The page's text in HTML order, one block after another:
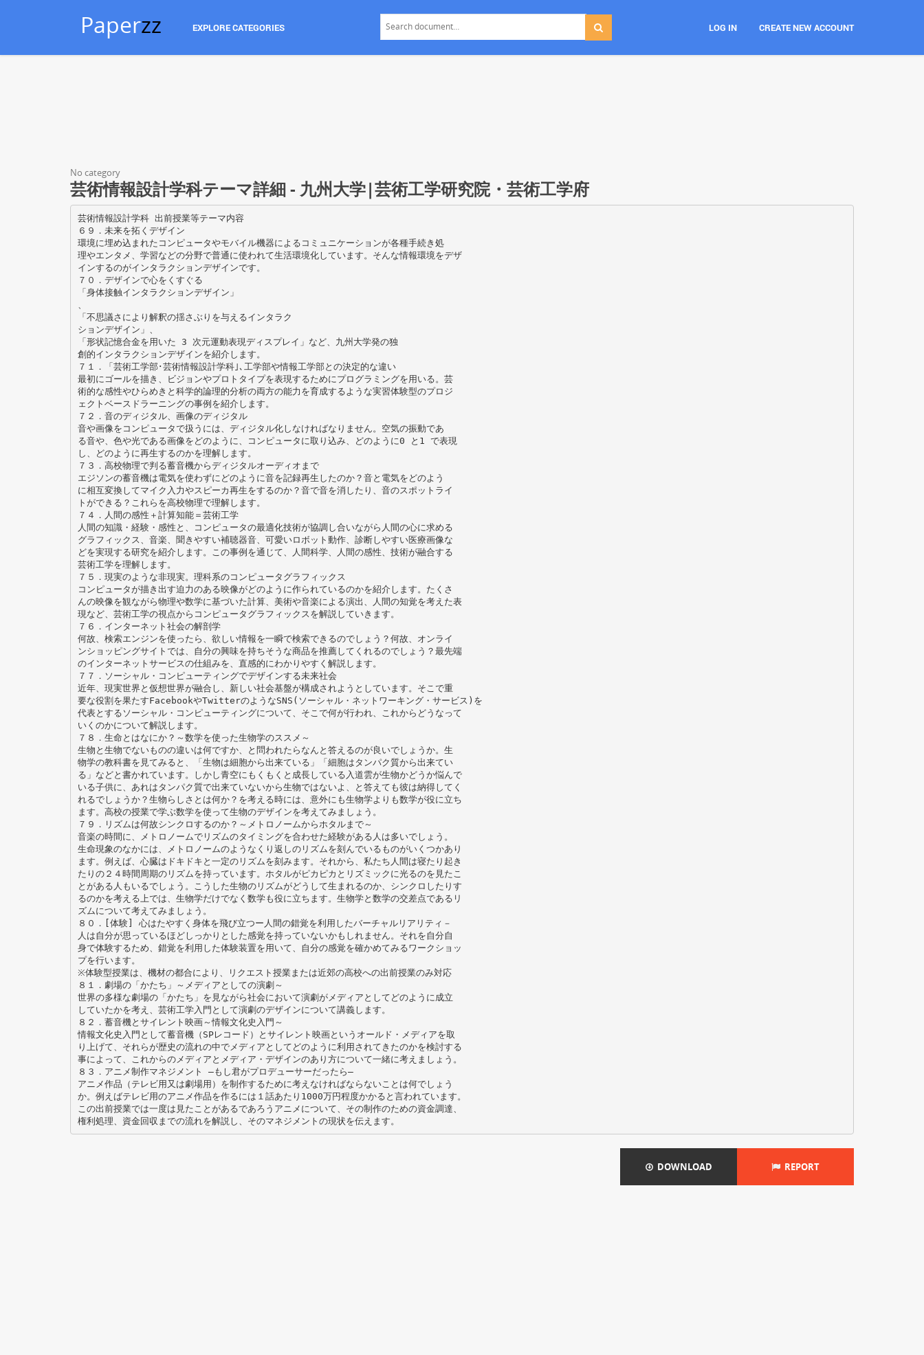
Paperzz EXPLORE CATEGORIES LOG IN CREATE NEW ACCOUNT
No category
芸術情報設計学科テーマ詳細 - 九州大学|芸術工学研究院・芸術工学府
芸術情報設計学科 出前授業等テーマ内容
６９．未来を拓くデザイン
環境に埋め込まれたコンピュータやモバイル機器によるコミュニケーションが各種手続き処
理やエンタメ、学習などの分野で普通に使われて生活環境化しています。そんな情報環境をデザ
インするのがインタラクションデザインです。
７０．デザインで心をくすぐる
「身体接触インタラクションデザイン」
「不思議さにより解釈の揺さぶりを与えるインタラク
ションデザイン」、
「形状記憶合金を用いた 3 次元運動表現ディスプレイ」など、九州大学発の独
創的インタラクションデザインを紹介します。
７１．「芸術工学部･芸術情報設計学科｣､工学部や情報工学部との決定的な違い
最初にゴールを描き、ビジョンやプロトタイプを表現するためにプログラミングを用いる。芸
術的な感性やひらめきと科学的論理的分析の両方の能力を育成するような実習体験型のプロジ
ェクトベースドラーニングの事例を紹介します。
７２．音のディジタル、画像のディジタル
音や画像をコンピュータで扱うには、ディジタル化しなければなりません。空気の振動であ
る音や、色や光である画像をどのように、コンピュータに取り込み、どのように0 と1 で表現
し、どのように再生するのかを理解します。
７３．高校物理で判る蓄音機からディジタルオーディオまで
エジソンの蓄音機は電気を使わずにどのように音を記録再生したのか？音と電気をどのよう
に相互変換してマイク入力やスピーカ再生をするのか？音で音を消したり、音のスポットライ
トができる？これらを高校物理で理解します。
７４．人間の感性＋計算知能＝芸術工学
人間の知識・経験・感性と、コンピュータの最適化技術が協調し合いながら人間の心に求める
グラフィックス、音楽、聞きやすい補聴器音、可愛いロボット動作、診断しやすい医療画像な
どを実現する研究を紹介します。この事例を通じて、人間科学、人間の感性、技術が融合する
芸術工学を理解します。
７５．現実のような非現実。理科系のコンピュータグラフィックス
コンピュータが描き出す迫力のある映像がどのように作られているのかを紹介します。たくさ
んの映像を観ながら物理や数学に基づいた計算、美術や音楽による演出、人間の知覚を考えた表
現など、芸術工学の視点からコンピュータグラフィックスを解説していきます。
７６．インターネット社会の解剖学
何故、検索エンジンを使ったら、欲しい情報を一瞬で検索できるのでしょう？何故、オンライ
ンショッピングサイトでは、自分の興味を持ちそうな商品を推薦してくれるのでしょう？最先端
のインターネットサービスの仕組みを、直感的にわかりやすく解説します。
７７．ソーシャル・コンピューティングでデザインする未来社会
近年、現実世界と仮想世界が融合し、新しい社会基盤が構成されようとしています。そこで重
要な役割を果たすFacebookやTwitterのようなSNS(ソーシャル・ネットワーキング・サービス)を
代表とするソーシャル・コンピューティングについて、そこで何が行われ、これからどうなって
いくのかについて解説します。
７８．生命とはなにか？～数学を使った生物学のススメ～
生物と生物でないものの違いは何ですか、と問われたらなんと答えるのが良いでしょうか。生
物学の教科書を見てみると、「生物は細胞から出来ている」「細胞はタンパク質から出来てい
る」などと書かれています。しかし青空にもくもくと成長している入道雲が生物かどうか悩んで
いる子供に、あれはタンパク質で出来ていないから生物ではないよ、と答えても彼は納得してく
れるでしょうか？生物らしさとは何か？を考える時には、意外にも生物学よりも数学が役に立ち
ます。高校の授業で学ぶ数学を使って生物のデザインを考えてみましょう。
７９．リズムは何故シンクロするのか？～メトロノームからホタルまで～
音楽の時間に、メトロノームでリズムのタイミングを合わせた経験がある人は多いでしょう。
生命現象のなかには、メトロノームのようなくり返しのリズムを刻んでいるものがいくつかあり
ます。例えば、心臓はドキドキと一定のリズムを刻みます。それから、私たち人間は寝たり起き
たりの２４時間周期のリズムを持っています。ホタルがピカピカとリズミックに光るのを見たこ
とがある人もいるでしょう。こうした生物のリズムがどうして生まれるのか、シンクロしたりす
るのかを考える上では、生物学だけでなく数学も役に立ちます。生物学と数学の交差点であるリ
ズムについて考えてみましょう。
８０．[体験] 心はたやすく身体を飛び立つー人間の錯覚を利用したバーチャルリアリティ－
人は自分が思っているほどしっかりとした感覚を持っていないかもしれません。それを自分自
身で体験するため、錯覚を利用した体験装置を用いて、自分の感覚を確かめてみるワークショッ
プを行います。
※体験型授業は、機材の都合により、リクエスト授業または近郊の高校への出前授業のみ対応
８１．劇場の「かたち」～メディアとしての演劇～
世界の多様な劇場の「かたち」を見ながら社会において演劇がメディアとしてどのように成立
していたかを考え、芸術工学入門として演劇のデザインについて講義します。
８２．蓄音機とサイレント映画～情報文化史入門～
情報文化史入門として蓄音機（SPレコード）とサイレント映画というオールド・メディアを取
り上げて、それらが歴史の流れの中でメディアとしてどのように利用されてきたのかを検討する
事によって、これからのメディアとメディア・デザインのあり方について一緒に考えましょう。
８３．アニメ制作マネジメント —もし君がプロデューサーだったら—
アニメ作品（テレビ用又は劇場用）を制作するために考えなければならないことは何でしょう
か。例えばテレビ用のアニメ作品を作るには１話あたり1000万円程度かかると言われています。
この出前授業では一度は見たことがあるであろうアニメについて、その制作のための資金調達、
DOWNLOAD REPORT